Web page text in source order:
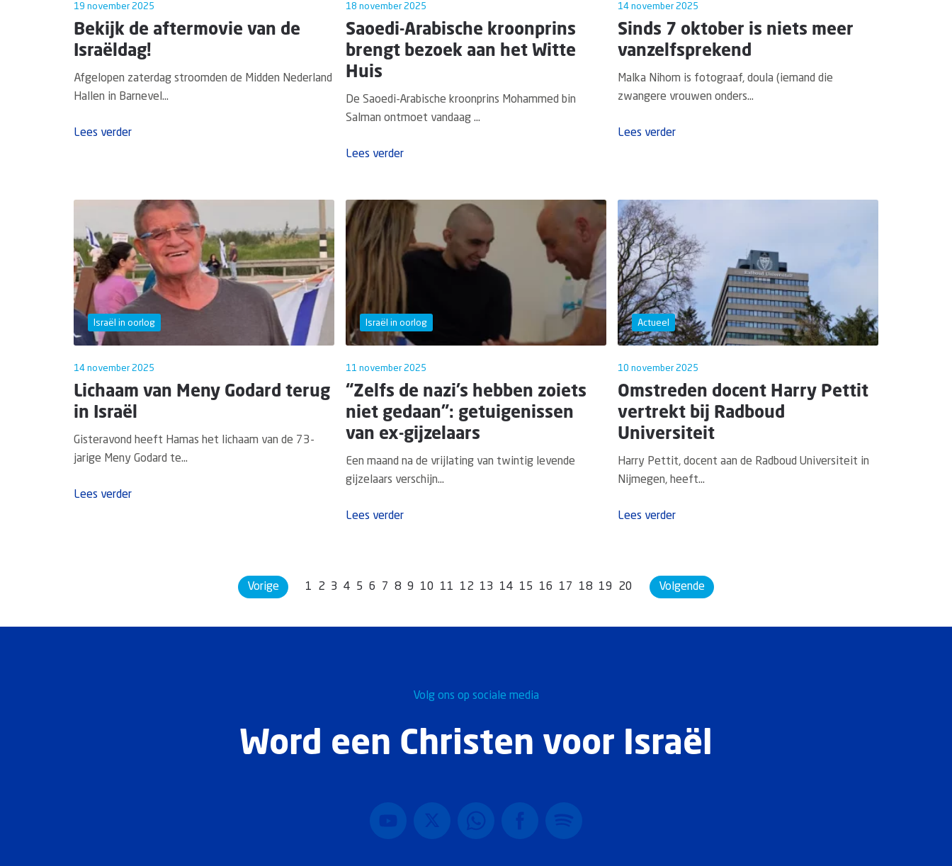
19 november 2025
Bekijk de aftermovie van de
Israëldag!
Afgelopen zaterdag stroomden de Midden Nederland
Hallen in Barnevel...
Lees verder
18 november 2025
Saoedi-Arabische kroonprins
brengt bezoek aan het Witte
Huis
De Saoedi-Arabische kroonprins Mohammed bin
Salman ontmoet vandaag ...
Lees verder
14 november 2025
Sinds 7 oktober is niets meer
vanzelfsprekend
Malka Nihom is fotograaf, doula (iemand die
zwangere vrouwen onders...
Lees verder
Israël in oorlog
14 november 2025
Lichaam van Meny Godard terug
in Israël
Gisteravond heeft Hamas het lichaam van de 73-
jarige Meny Godard te...
Lees verder
Israël in oorlog
11 november 2025
“Zelfs de nazi’s hebben zoiets
niet gedaan”: getuigenissen
van ex-gijzelaars
Een maand na de vrijlating van twintig levende
gijzelaars verschijn...
Lees verder
Actueel
10 november 2025
Omstreden docent Harry Pettit
vertrekt bij Radboud
Universiteit
Harry Pettit, docent aan de Radboud Universiteit in
Nijmegen, heeft...
Lees verder
Vorige 1 2 3 4 5 6 7 8 9 10 11 12 13 14 15 16 17 18 19 20 Volgende
Volg ons op sociale media
Word een Christen voor Israël